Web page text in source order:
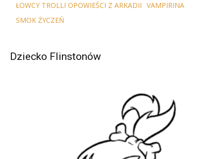
ŁOWCY TROLLI OPOWIEŚCI Z ARKADII VAMPIRINA
SMOK ŻYCZEŃ
Dziecko Flinstonów